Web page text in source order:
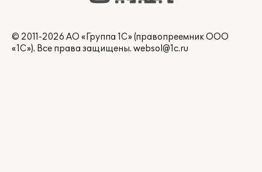
© 2011-2026 АО «Группа 1С» (правопреемник ООО
«1С»). Все права защищены. websol@1c.ru